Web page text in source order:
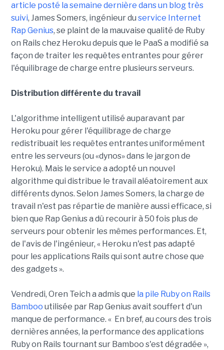
article posté la semaine dernière dans un blog très
suivi, James Somers, ingénieur du service Internet
Rap Genius, se plaint de la mauvaise qualité de Ruby
on Rails chez Heroku depuis que le PaaS a modifié sa
façon de traiter les requêtes entrantes pour gérer
l'équilibrage de charge entre plusieurs serveurs.
Distribution différente du travail
L'algorithme intelligent utilisé auparavant par
Heroku pour gérer l'équilibrage de charge
redistribuait les requêtes entrantes uniformément
entre les serveurs (ou «dynos» dans le jargon de
Heroku). Mais le service a adopté un nouvel
algorithme qui distribue le travail aléatoirement aux
différents dynos. Selon James Somers, la charge de
travail n'est pas répartie de manière aussi efficace, si
bien que Rap Genius a dû recourir à 50 fois plus de
serveurs pour obtenir les mêmes performances. Et,
de l'avis de l'ingénieur, « Heroku n'est pas adapté
pour les applications Rails qui sont autre chose que
des gadgets ».
Vendredi, Oren Teich a admis que la pile Ruby on Rails
Bamboo utilisée par Rap Genius avait souffert d'un
manque de performance. « En bref, au cours des trois
dernières années, la performance des applications
Ruby on Rails tournant sur Bamboo s'est dégradée »,